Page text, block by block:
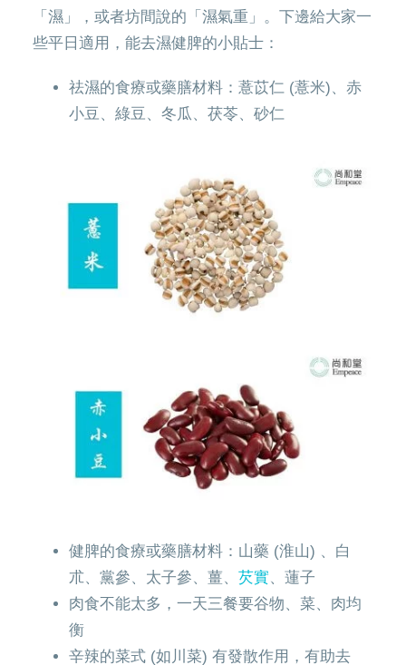
「濕」，或者坊間說的「濕氣重」。下邊給大家一
些平日適用，能去濕健脾的小貼士：
祛濕的食療或藥膳材料：薏苡仁 (薏米)、赤
小豆、綠豆、冬瓜、茯苓、砂仁
健脾的食療或藥膳材料：山藥 (淮山) 、白
朮、黨參、太子參、薑、 芡實、蓮子
肉食不能太多，一天三餐要谷物、菜、肉均
衡
辛辣的菜式 (如川菜) 有發散作用，有助去